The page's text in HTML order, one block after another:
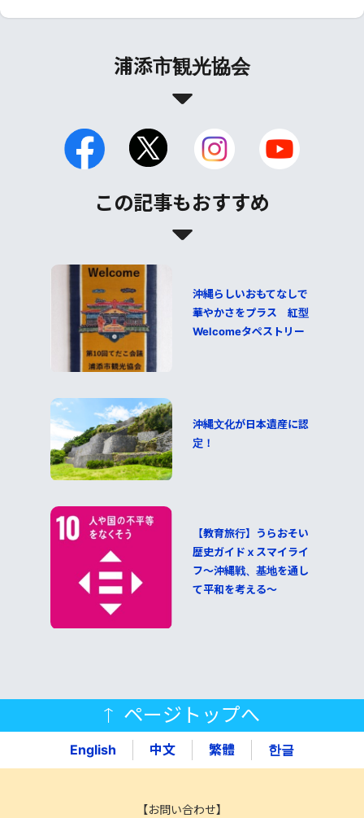
浦添市観光協会
この記事もおすすめ
沖縄らしいおもてなしで
華やかさをプラス 紅型
Welcomeタペストリー
沖縄文化が日本遺産に認
定！
【教育旅行】うらおそい
歴史ガイドｘスマイライ
フ～沖縄戦、基地を通し
て平和を考える～
ページトップへ
English 中文 繁體 한글
【お問い合わせ】